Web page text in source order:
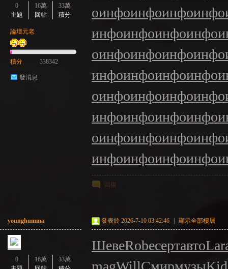
0
主題
16萬
回帖
33萬
積分
論壇元老
積分 338342
發消息
оинфоинфоинфоинфо
инфоинфоинфоинфо
оинфоинфоинфоинфо
инфоинфоинфоинфо
оинфоинфоинфоинфо
инфоинфоинфоинфо
оинфоинфоинфоинфо
инфоинфоинфоинфо
回復
younghumma
0
16萬
33萬
發表於 2026-7-10 03:42:46 顯示全部樓層
ШевеRobeсертавто